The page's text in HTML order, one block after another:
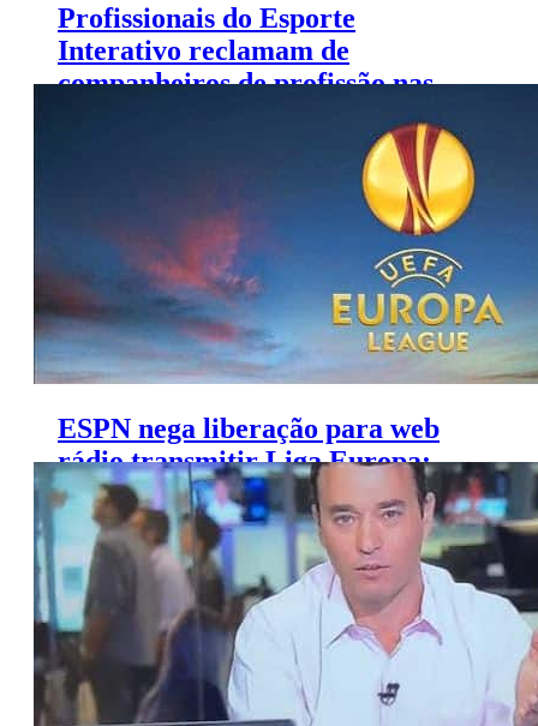
Profissionais do Esporte
Interativo reclamam de
companheiros de profissão nas
ESPN nega liberação para web
rádio transmitir Liga Europa;
emissora contesta